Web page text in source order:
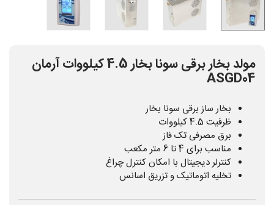
مولد بخار برقی سونا بخار 4.5 کیلووات آرمان
ASGD04
بخار ساز برقی سونا بخار
ظرفیت 4.5 کیلووات
برق مصرفی تک فاز
مناسب برای 4 تا 6 متر مکعب
کنترلر دیجیتال با امکان کنترل چراغ
تخلیه اتوماتیک و تزریق اسانس